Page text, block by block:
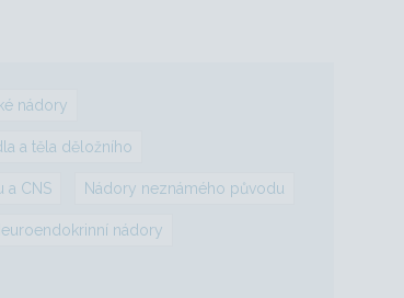
nádory
a těla děložního
a CNS Nádory neznámého původu
nádory